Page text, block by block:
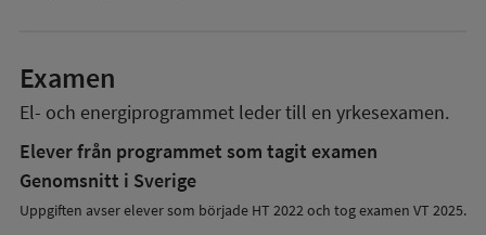
Examen
El- och energiprogrammet leder till en yrkesexamen.
Elever från programmet som tagit examen
Genomsnitt i Sverige
Uppgiften avser elever som började HT 2022 och tog examen VT 2025.